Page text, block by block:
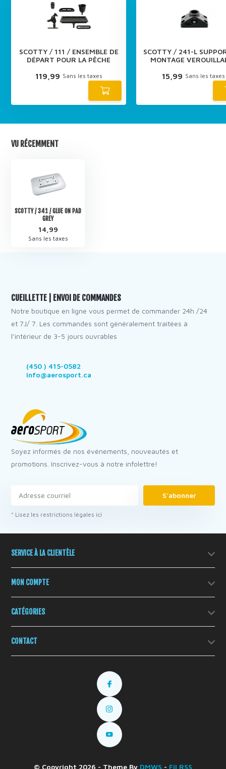
SCOTTY / 111 / ENSEMBLE DE
DÉPART POUR LA PÊCHE
119,99 Sans les taxes
SCOTTY / 241-L
MONTAGE
15,99 Sans les taxes
VU RÉCEMMENT
SCOTTY / 341 / GLUE ON PAD
GREY
14,99
Sans les taxes
CUEILLETTE | ENVOI DE COMMANDES
Notre boutique en ligne vous permet de commander 24h /24
et 7J/ 7. Les commandes sont généralement traitées à
l’intérieur de 3-5 jours ouvrables
(450 ) 415-0582
info@aerosport.ca
Soyez informés de nos événements, nouveautés et
promotions. Inscrivez-vous à notre infolettre!
S'abonner
* Lisez les restrictions légales ici
SERVICE À LA CLIENTÈLE
MON COMPTE
CATÉGORIES
CONTACT
© Copyright 2026 - Theme By DMWS - Fil RSS